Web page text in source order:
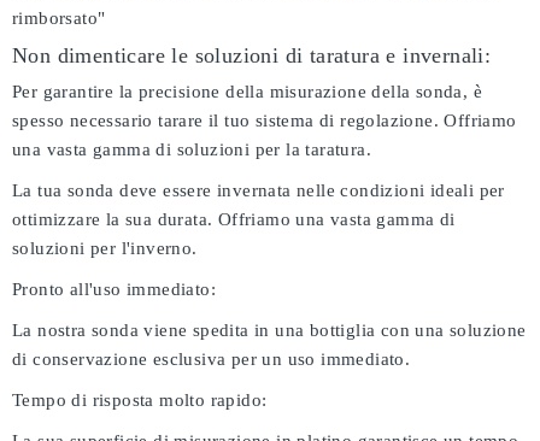
rimborsato"
Non dimenticare le soluzioni di taratura e invernali:
Per garantire la precisione della misurazione della sonda, è
spesso necessario tarare il tuo sistema di regolazione. Offriamo
una vasta gamma di soluzioni per la taratura.
La tua sonda deve essere invernata nelle condizioni ideali per
ottimizzare la sua durata. Offriamo una vasta gamma di
soluzioni per l'inverno.
Pronto all'uso immediato:
La nostra sonda viene spedita in una bottiglia con una soluzione
di conservazione esclusiva per un uso immediato.
Tempo di risposta molto rapido: